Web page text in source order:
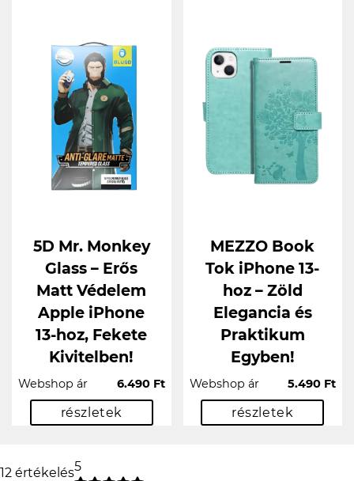
5D Mr. Monkey
Glass – Erős
Matt Védelem
Apple iPhone
13-hoz, Fekete
Kivitelben!
Webshop ár 6.490 Ft
részletek
MEZZO Book
Tok iPhone 13-
hoz – Zöld
Elegancia és
Praktikum
Egyben!
Webshop ár 5.490 Ft
részletek
12 értékelés5